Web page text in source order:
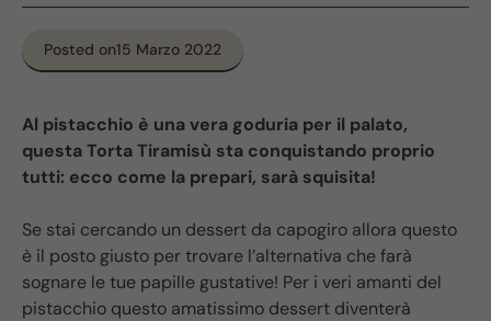
Posted on15 Marzo 2022
Al pistacchio è una vera goduria per il palato,
questa Torta Tiramisù sta conquistando proprio
tutti: ecco come la prepari, sarà squisita!
Se stai cercando un dessert da capogiro allora questo
è il posto giusto per trovare l’alternativa che farà
sognare le tue papille gustative! Per i veri amanti del
pistacchio questo amatissimo dessert diventerà